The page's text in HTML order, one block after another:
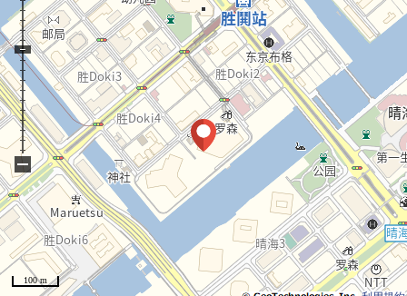
■ Park Tower胜鬨mid
○都营大江户线"胜哄"车站直达步行1分钟的便利性
○安置商业设施或者办公室的多彩的家
■ Mansion公共设备
○像酒店的内走廊设计
○各层垃圾堆放处
○宠物足洗場
■ 充实的共用设施(※部分收费)
Park Tower胜哄South共用设施的互相利用可
・休息室派对房
・小孩派对房
100 m
−